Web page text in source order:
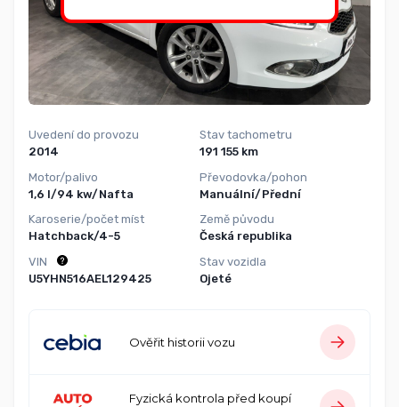
Uvedení do provozu
2014
Motor/palivo
1,6 l/94 kw/Nafta
Karoserie/počet míst
Hatchback/4-5
Stav tachometru
191 155 km
Převodovka/pohon
Manuální/Přední
Země původu
Česká republika
VIN
U5YHN516AEL129425
Stav vozidla
Ojeté
Ověřit historii vozu
Fyzická kontrola před koupí